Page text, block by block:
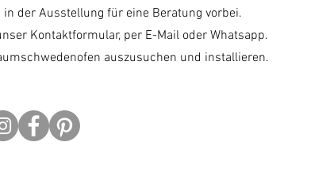
der Ausstellung für eine Beratung vorbei.
Kontaktformular, per E-Mail oder Whatsapp.
auszusuchen und installieren.